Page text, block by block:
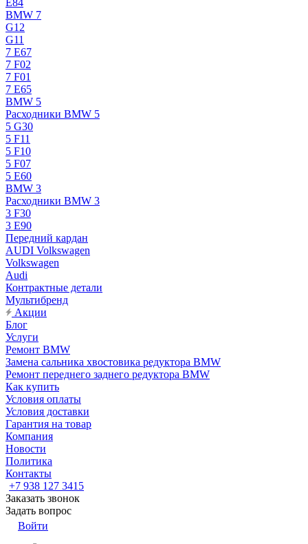
E84
BMW 7
G12
G11
7 Е67
7 F02
7 F01
7 E65
BMW 5
Расходники BMW 5
5 G30
5 F11
5 F10
5 F07
5 E60
BMW 3
Расходники BMW 3
3 F30
3 E90
Передний кардан
AUDI Volkswagen
Volkswagen
Audi
Контрактные детали
Мультибренд
Акции
Блог
Услуги
Ремонт BMW
Замена сальника хвостовика редуктора BMW
Ремонт переднего заднего редуктора BMW
Как купить
Условия оплаты
Условия доставки
Гарантия на товар
Компания
Новости
Политика
Контакты
+7 938 127 3415
Заказать звонок
Задать вопрос
Войти